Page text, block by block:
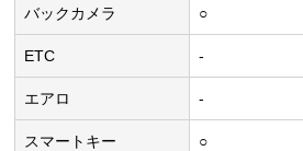
バックカメラ ○
ETC -
エアロ -
スマートキー ○